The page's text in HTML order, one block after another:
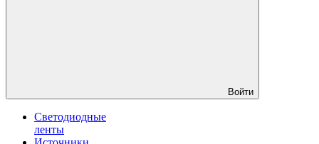
Войти
Светодиодные
ленты